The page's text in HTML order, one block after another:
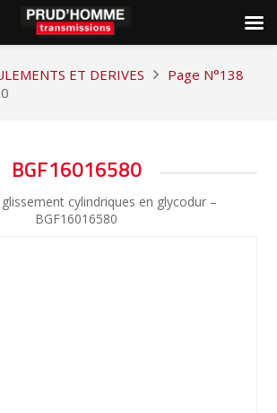
ET DERIVES
Page N°138
BGF16016580
cylindriques en glycodur –
BGF16016580